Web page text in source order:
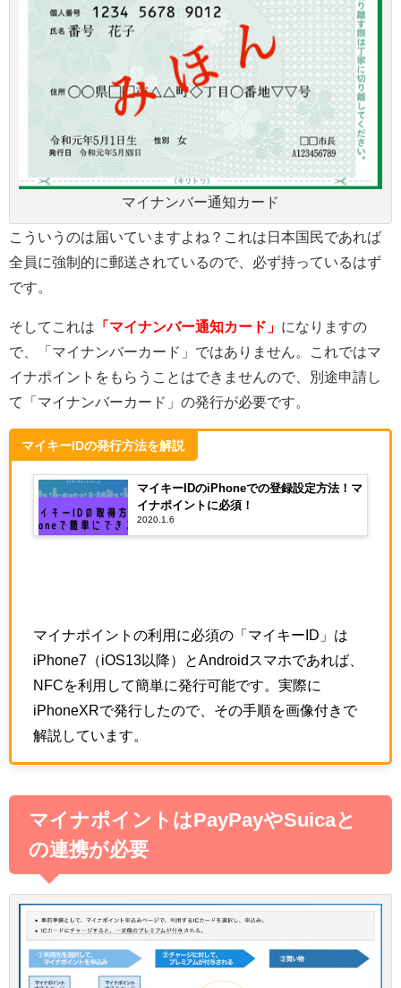
マイナンバー通知カード
こういうのは届いていますよね？これは日本国民であれば
全員に強制的に郵送されているので、必ず持っているはず
です。
そしてこれは 「マイナンバー通知カード」 になりますの
で、「マイナンバーカード」ではありません。これではマ
イナポイントをもらうことはできませんので、別途申請し
て「マイナンバーカード」の発行が必要です。
マイキーIDの発行方法を解説
マイキーIDのiPhoneでの登録設定方法！マ
イナポイントに必須！
2020.1.6
マイナポイントの利用に必須の「マイキーID」は
iPhone7（iOS13以降）とAndroidスマホであれば、
NFCを利用して簡単に発行可能です。実際に
iPhoneXRで発行したので、その手順を画像付きで
解説しています。
マイナポイントはPayPayやSuicaと
の連携が必要